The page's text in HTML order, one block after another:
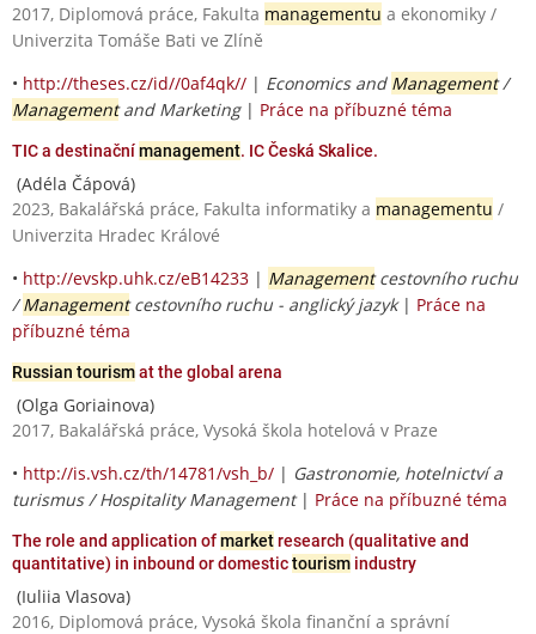
2017, Diplomová práce, Fakulta managementu a ekonomiky /
Univerzita Tomáše Bati ve Zlíně
• http://theses.cz/id//0af4qk// | Economics and Management/
Managementand Marketing| Práce na příbuzné téma
TIC a destinačnímanagement. IC Česká Skalice.
(Adéla Čápová)
2023, Bakalářská práce, Fakulta informatiky a managementu /
Univerzita Hradec Králové
• http://evskp.uhk.cz/eB14233 | Managementcestovního ruchu
/Managementcestovního ruchu - anglický jazyk| Práce na
příbuzné téma
Russian tourismat the global arena
(Olga Goriainova)
2017, Bakalářská práce, Vysoká škola hotelová v Praze
• http://is.vsh.cz/th/14781/vsh_b/ | Gastronomie, hotelnictví a
turismus / Hospitality Management| Práce na příbuzné téma
The role and application ofmarketresearch (qualitative and
quantitative) in inbound or domestictourism industry
(Iuliia Vlasova)
2016, Diplomová práce, Vysoká škola finanční a správní